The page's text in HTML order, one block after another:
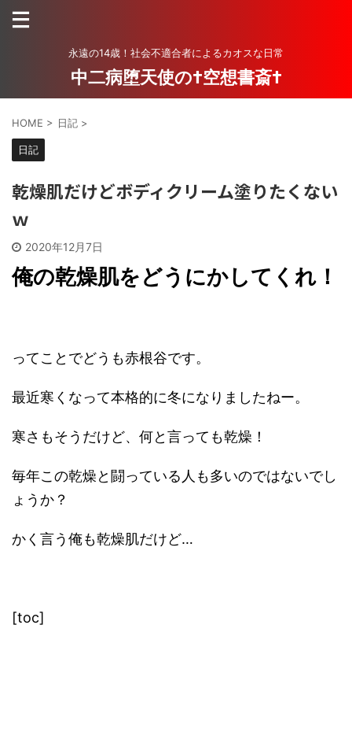
永遠の14歳！社会不適合者によるカオスな日常
中二病堕天使の†空想書斎†
HOME > 日記 >
日記
乾燥肌だけどボディクリーム塗りたくない
ｗ
2020年12月7日
俺の乾燥肌をどうにかしてくれ！
ってことでどうも赤根谷です。
最近寒くなって本格的に冬になりましたねー。
寒さもそうだけど、何と言っても乾燥！
毎年この乾燥と闘っている人も多いのではないでし
ょうか？
かく言う俺も乾燥肌だけど…
[toc]